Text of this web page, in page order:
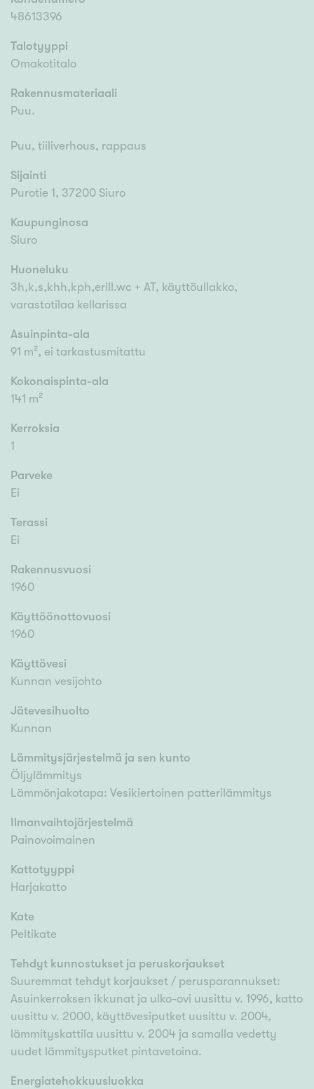
48613396
Talotyyppi
Omakotitalo
Rakennusmateriaali
Puu.
Puu, tiiliverhous, rappaus
Sijainti
Purotie 1, 37200 Siuro
Kaupunginosa
Siuro
Huoneluku
3h,k,s,khh,kph,erill.wc + AT, käyttöullakko,
varastotilaa kellarissa
Asuinpinta-ala
91 m², ei tarkastusmitattu
Kokonaispinta-ala
141 m²
Kerroksia
1
Parveke
Ei
Terassi
Ei
Rakennusvuosi
1960
Käyttöönottovuosi
1960
Käyttövesi
Kunnan vesijohto
Jätevesihuolto
Kunnan
Lämmitysjärjestelmä ja sen kunto
Öljylämmitys
Lämmönjakotapa: Vesikiertoinen patterilämmitys
Ilmanvaihtojärjestelmä
Painovoimainen
Kattotyyppi
Harjakatto
Kate
Peltikate
Tehdyt kunnostukset ja peruskorjaukset
Suuremmat tehdyt korjaukset / perusparannukset:
Asuinkerroksen ikkunat ja ulko-ovi uusittu v. 1996, katto
uusittu v. 2000, käyttövesiputket uusittu v. 2004,
lämmityskattila uusittu v. 2004 ja samalla vedetty
uudet lämmitysputket pintavetoina.
Energiatehokkuusluokka